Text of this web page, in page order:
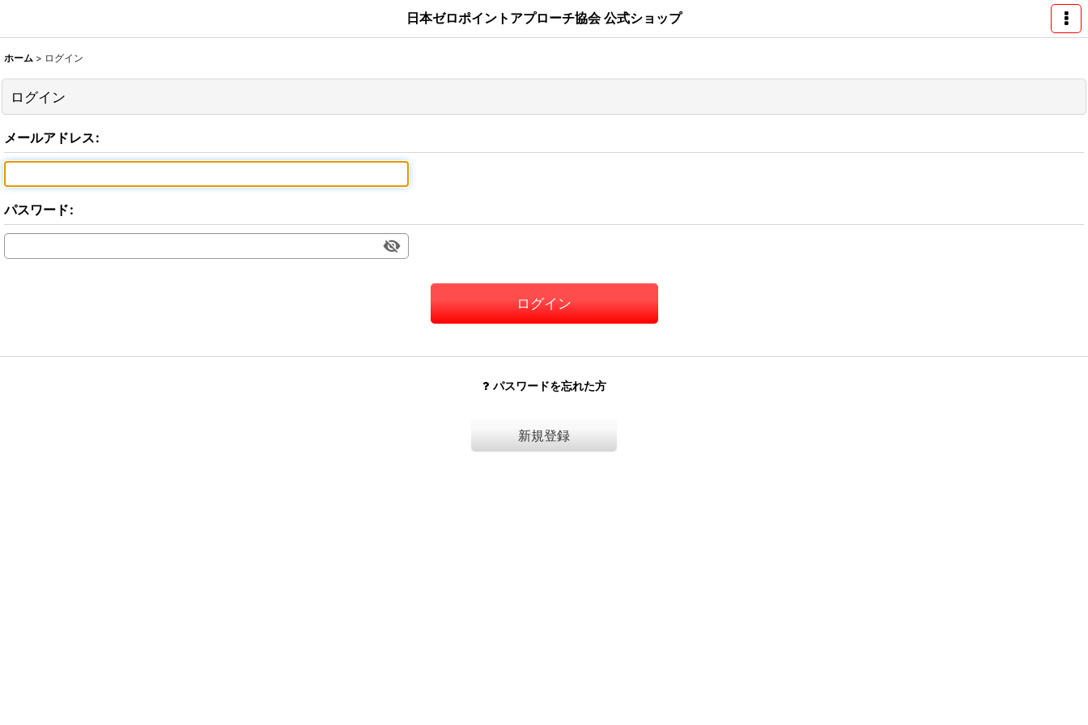
日本ゼロポイントアプローチ協会 公式ショップ
ホーム > ログイン
ログイン
メールアドレス:
パスワード:
ログイン
パスワードを忘れた方
新規登録